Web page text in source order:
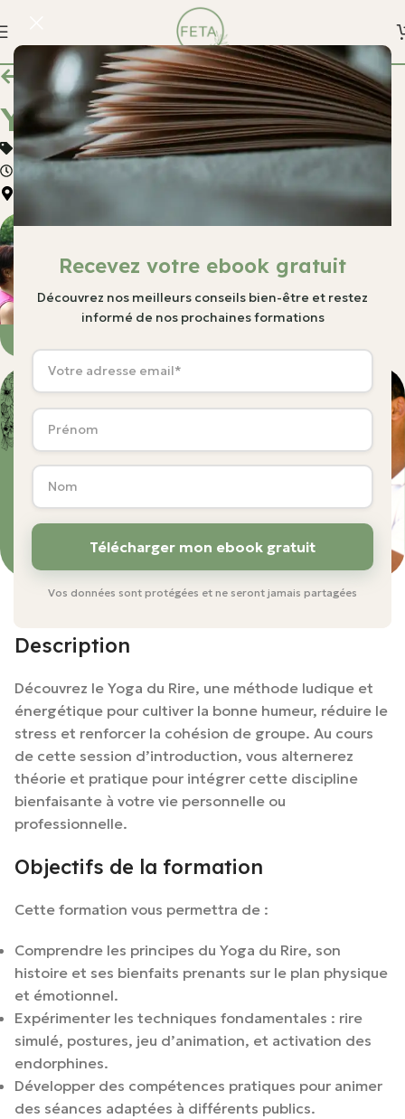
Recevez votre ebook gratuit
Découvrez nos meilleurs conseils bien-être et restez
informé de nos prochaines formations
Vos données sont protégées et ne seront jamais partagées
Toutes nos formations
Yoga du rire – initiation
Tarif : 147€
Durée : 7h
72 Troine, 9772 Tratten Wëntger
Description
Découvrez le Yoga du Rire, une méthode ludique et
énergétique pour cultiver la bonne humeur, réduire le
stress et renforcer la cohésion de groupe. Au cours
de cette session d’introduction, vous alternerez
théorie et pratique pour intégrer cette discipline
bienfaisante à votre vie personnelle ou
professionnelle.
Objectifs de la formation
Cette formation vous permettra de :
Comprendre les principes du Yoga du Rire, son
histoire et ses bienfaits prenants sur le plan physique
et émotionnel.
Expérimenter les techniques fondamentales : rire
simulé, postures, jeu d’animation, et activation des
endorphines.
Développer des compétences pratiques pour animer
des séances adaptées à différents publics.